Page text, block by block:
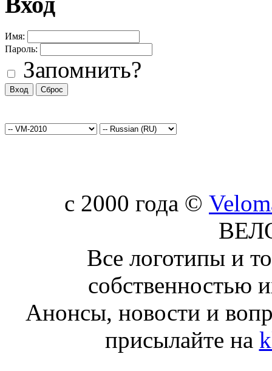
Имя:
Пароль:
Запомнить?
c 2000 года ©
Все логотипы и
собственностью
Анонсы, новости и
присылайте на